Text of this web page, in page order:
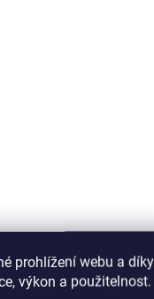
prohlížení webu a díky
výkon a použitelnost.